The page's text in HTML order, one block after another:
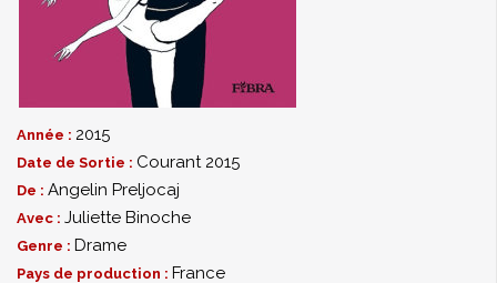
Année : 2015
Date de Sortie : Courant 2015
De : Angelin Preljocaj
Avec : Juliette Binoche
Genre : Drame
Pays de production : France